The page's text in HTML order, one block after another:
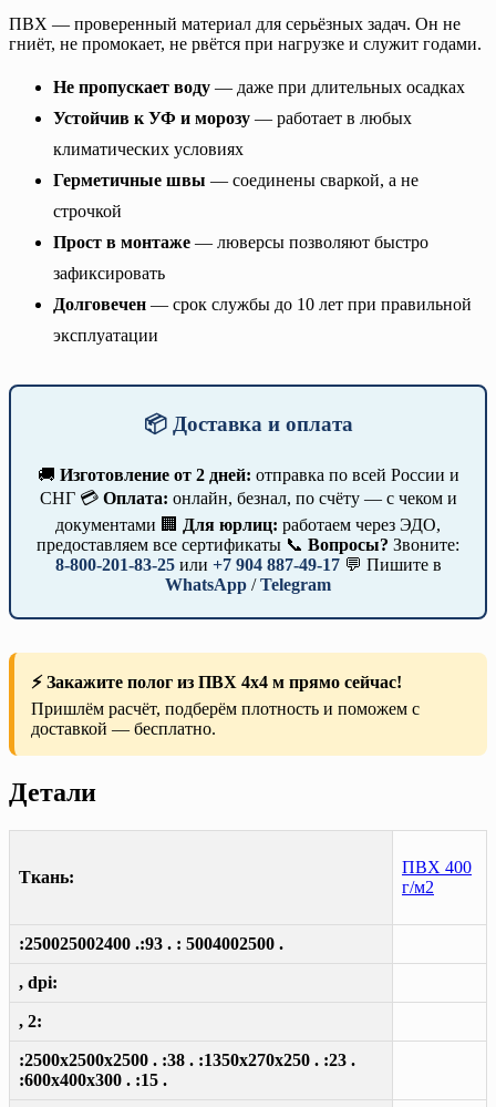
ПВХ — проверенный материал для серьёзных задач. Он не
гниёт, не промокает, не рвётся при нагрузке и служит годами.
Не пропускает воду — даже при длительных осадках
Устойчив к УФ и морозу — работает в любых
климатических условиях
Герметичные швы — соединены сваркой, а не
строчкой
Прост в монтаже — люверсы позволяют быстро
зафиксировать
Долговечен — срок службы до 10 лет при правильной
эксплуатации
📦 Доставка и оплата
🚚 Изготовление от 2 дней: отправка по всей России и
СНГ 💳 Оплата: онлайн, безнал, по счёту — с чеком и
документами 🏢 Для юрлиц: работаем через ЭДО,
предоставляем все сертификаты 📞 Вопросы? Звоните:
8-800-201-83-25или +7 904 887-49-17💬 Пишите в
WhatsApp /Telegram
⚡ Закажите полог из ПВХ 4х4 м прямо сейчас!
Пришлём расчёт, подберём плотность и поможем с
доставкой — бесплатно.
Детали
Ткань:
ПВХ 400
г/м2
:250025002400 .:93 . : 5004002500 .
, dpi:
, 2:
:2500x2500x2500 . :38 . :1350x270x250 . :23 .
:600x400x300 . :15 .